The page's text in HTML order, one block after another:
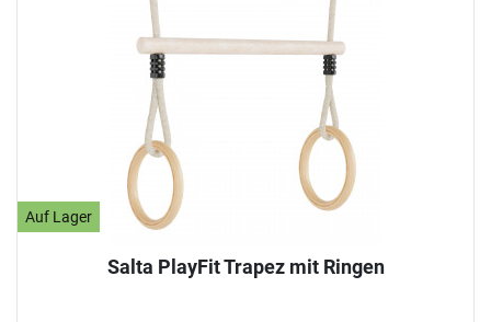
Auf Lager
Salta PlayFit Trapez mit Ringen